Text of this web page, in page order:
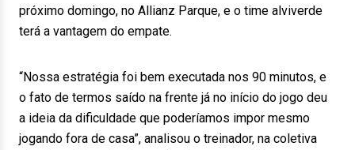
próximo domingo, no Allianz Parque, e o time alviverde
terá a vantagem do empate.
“Nossa estratégia foi bem executada nos 90 minutos, e
o fato de termos saído na frente já no início do jogo deu
a ideia da dificuldade que poderíamos impor mesmo
jogando fora de casa”, analisou o treinador, na coletiva